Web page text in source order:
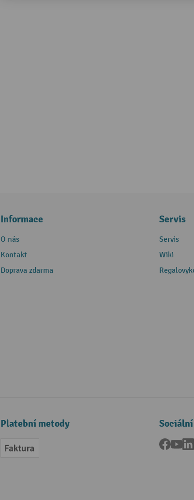
Informace
O nás
Kontakt
Doprava zdarma
Servis
Servis
Wiki
Platební metody
Faktura